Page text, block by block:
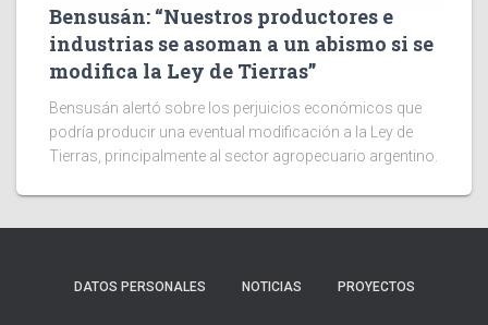
Bensusán: “Nuestros productores e
industrias se asoman a un abismo si se
modifica la Ley de Tierras”
Bensusán alertó sobre los perjuicios económicos que
podría producir una eventual modificación a la Ley de
Tierras, principalmente al sector agropecuario argentino.
DATOS PERSONALES NOTICIAS PROYECTOS